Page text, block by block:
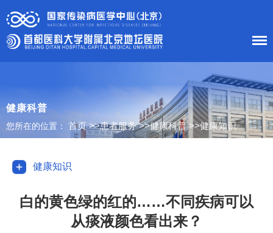
患者服务
科室导航
健康科普
您所在的位置： 首页>>患者服务>>健康科普>>健康知识
健康知识
白的黄色绿的红的……不同疾病可以
从痰液颜色看出来？